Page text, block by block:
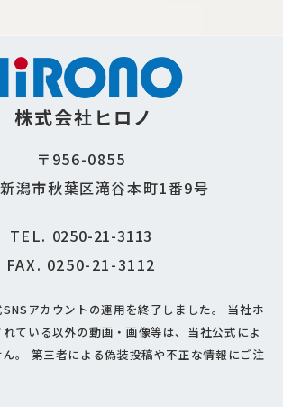
株式会社ヒロノ
〒956-0855
潟市秋葉区滝谷本町1番9号
TEL. 0250-21-3113
FAX. 0250-21-3112
アカウントの運用を終了しました。
当社ホ
ている以外の動画・画像等は、当社公式によ
。
第三者による偽装投稿や不正な情報にご注